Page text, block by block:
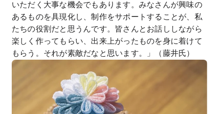
いただく大事な機会でもあります。みなさんが興味の
あるものを具現化し、制作をサポートすることが、私
たちの役割だと思うんです。皆さんとお話ししながら
楽しく作ってもらい、出来上がったものを身に着けて
もらう。それが素敵だなと思います。」（藤井氏）